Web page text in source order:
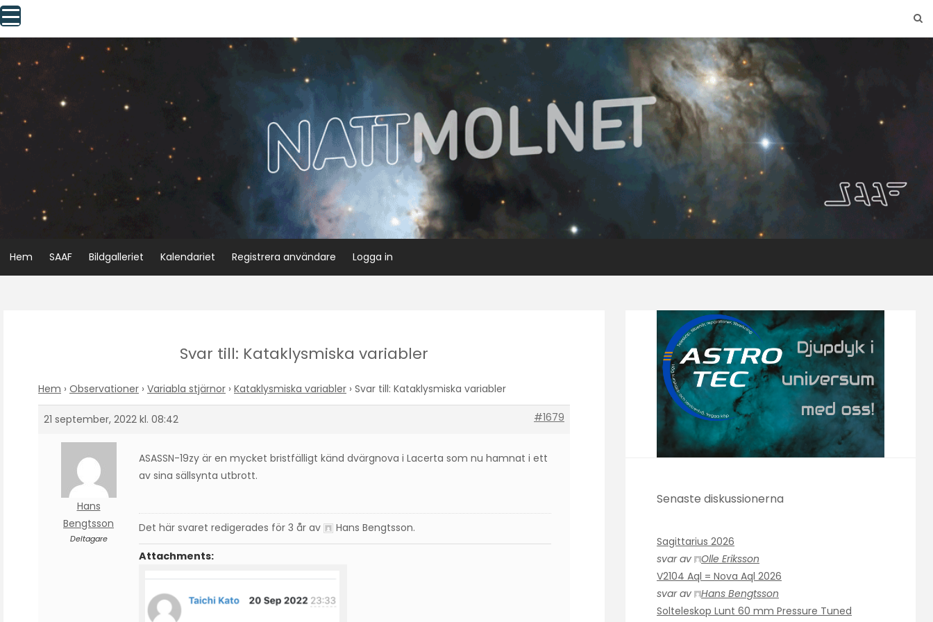
Skip
to
content
Hem SAAF Bildgalleriet Kalendariet Registrera användare Logga in
Svar till: Kataklysmiska variabler
Hem › Observationer › Variabla stjärnor › Kataklysmiska variabler › Svar till: Kataklysmiska variabler
21 september, 2022 kl. 08:42 #1679
Hans
Bengtsson
Deltagare
ASASSN-19zy är en mycket bristfälligt känd dvärgnova i Lacerta som nu hamnat i ett
av sina sällsynta utbrott.
Det här svaret redigerades för 3 år av Hans Bengtsson.
Attachments:
Senaste diskussionerna
Sagittarius 2026
svar av
Olle Eriksson
V2104 Aql = Nova Aql 2026
svar av
Hans Bengtsson
Solteleskop Lunt 60 mm Pressure Tuned